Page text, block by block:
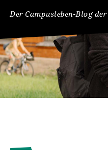
Der Campusleben-Blog